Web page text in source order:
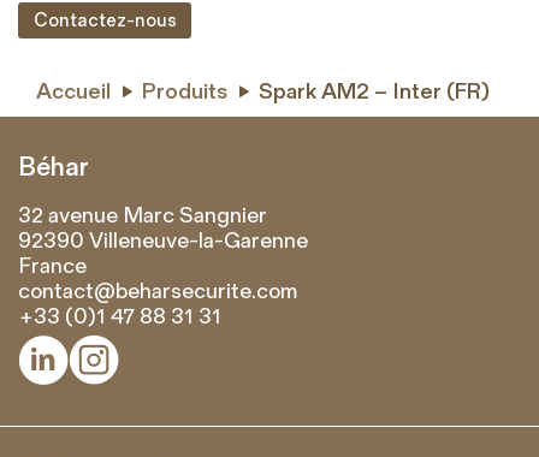
Contactez-nous
Accueil  Produits  Spark AM2 – Inter (FR)
Béhar
32 avenue Marc Sangnier
92390 Villeneuve-la-Garenne
France
contact@beharsecurite.com
+33 (0)1 47 88 31 31
